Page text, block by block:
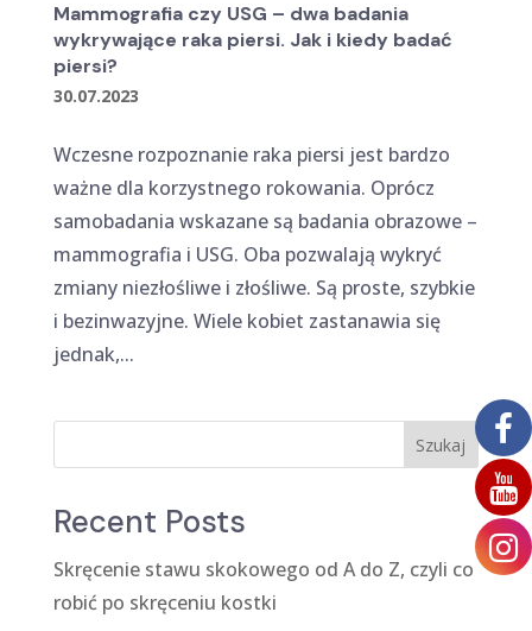
Mammografia czy USG – dwa badania
wykrywające raka piersi. Jak i kiedy badać
piersi?
30.07.2023
Wczesne rozpoznanie raka piersi jest bardzo
ważne dla korzystnego rokowania. Oprócz
samobadania wskazane są badania obrazowe –
mammografia i USG. Oba pozwalają wykryć
zmiany niezłośliwe i złośliwe. Są proste, szybkie
i bezinwazyjne. Wiele kobiet zastanawia się
jednak,...
Szukaj
Recent Posts
Skręcenie stawu skokowego od A do Z, czyli co
robić po skręceniu kostki